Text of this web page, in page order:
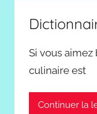
Si vous
culinaire est
Continuer la